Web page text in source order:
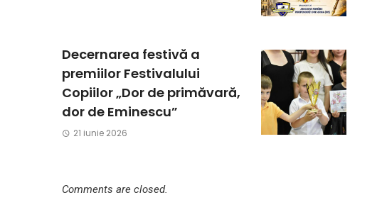
Decernarea festivă a
premiilor Festivalului
Copiilor „Dor de primăvară,
dor de Eminescu”
21 iunie 2026
Comments are closed.